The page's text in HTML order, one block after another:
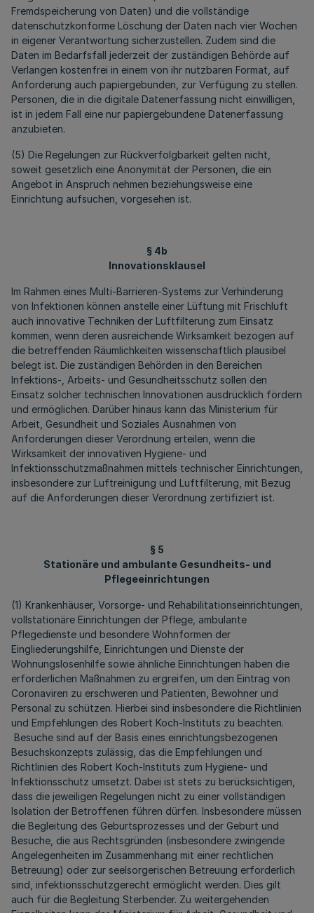
Fremdspeicherung von Daten) und die vollständige
datenschutzkonforme Löschung der Daten nach vier Wochen
in eigener Verantwortung sicherzustellen. Zudem sind die
Daten im Bedarfsfall jederzeit der zuständigen Behörde auf
Verlangen kostenfrei in einem von ihr nutzbaren Format, auf
Anforderung auch papiergebunden, zur Verfügung zu stellen.
Personen, die in die digitale Datenerfassung nicht einwilligen,
ist in jedem Fall eine nur papiergebundene Datenerfassung
anzubieten.
(5) Die Regelungen zur Rückverfolgbarkeit gelten nicht,
soweit gesetzlich eine Anonymität der Personen, die ein
Angebot in Anspruch nehmen beziehungsweise eine
Einrichtung aufsuchen, vorgesehen ist.
§ 4b
Innovationsklausel
Im Rahmen eines Multi-Barrieren-Systems zur Verhinderung
von Infektionen können anstelle einer Lüftung mit Frischluft
auch innovative Techniken der Luftfilterung zum Einsatz
kommen, wenn deren ausreichende Wirksamkeit bezogen auf
die betreffenden Räumlichkeiten wissenschaftlich plausibel
belegt ist. Die zuständigen Behörden in den Bereichen
Infektions-, Arbeits- und Gesundheitsschutz sollen den
Einsatz solcher technischen Innovationen ausdrücklich fördern
und ermöglichen. Darüber hinaus kann das Ministerium für
Arbeit, Gesundheit und Soziales Ausnahmen von
Anforderungen dieser Verordnung erteilen, wenn die
Wirksamkeit der innovativen Hygiene- und
Infektionsschutzmaßnahmen mittels technischer Einrichtungen,
insbesondere zur Luftreinigung und Luftfilterung, mit Bezug
auf die Anforderungen dieser Verordnung zertifiziert ist.
§ 5
Stationäre und ambulante Gesundheits- und
Pflegeeinrichtungen
(1) Krankenhäuser, Vorsorge- und Rehabilitationseinrichtungen,
vollstationäre Einrichtungen der Pflege, ambulante
Pflegedienste und besondere Wohnformen der
Eingliederungshilfe, Einrichtungen und Dienste der
Wohnungslosenhilfe sowie ähnliche Einrichtungen haben die
erforderlichen Maßnahmen zu ergreifen, um den Eintrag von
Coronaviren zu erschweren und Patienten, Bewohner und
Personal zu schützen. Hierbei sind insbesondere die Richtlinien
und Empfehlungen des Robert Koch-Instituts zu beachten.
Besuche sind auf der Basis eines einrichtungsbezogenen
Besuchskonzepts zulässig, das die Empfehlungen und
Richtlinien des Robert Koch-Instituts zum Hygiene- und
Infektionsschutz umsetzt. Dabei ist stets zu berücksichtigen,
dass die jeweiligen Regelungen nicht zu einer vollständigen
Isolation der Betroffenen führen dürfen. Insbesondere müssen
die Begleitung des Geburtsprozesses und der Geburt und
Besuche, die aus Rechtsgründen (insbesondere zwingende
Angelegenheiten im Zusammenhang mit einer rechtlichen
Betreuung) oder zur seelsorgerischen Betreuung erforderlich
sind, infektionsschutzgerecht ermöglicht werden. Dies gilt
auch für die Begleitung Sterbender. Zu weitergehenden